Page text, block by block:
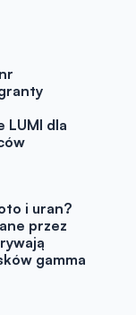
LUMI dla
i uran?
przez
gamma